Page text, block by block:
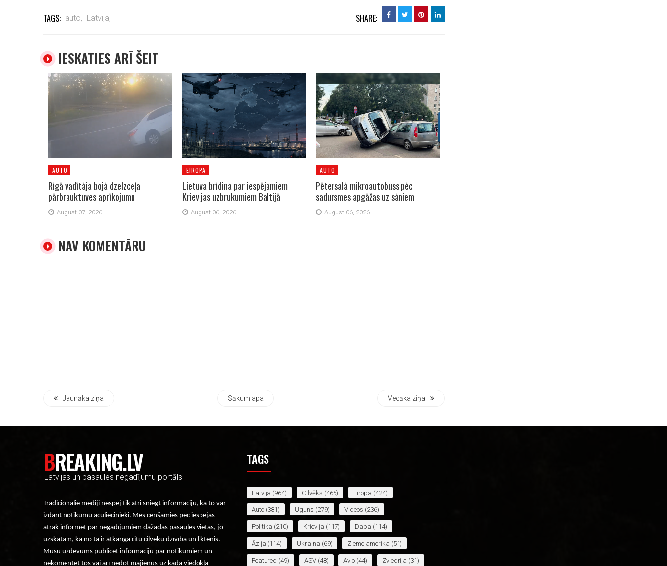
TAGS: auto, Latvija, SHARE:
IESKATIES ARĪ ŠEIT
AUTO
Rīgā vadītāja bojā dzelzceļa
pārbrauktuves aprīkojumu
August 07, 2026
EIROPA
Lietuva brīdina par iespējamiem
Krievijas uzbrukumiem Baltijā
August 06, 2026
AUTO
Pētersalā mikroautobuss pēc
sadursmes apgāžas uz sāniem
August 06, 2026
NAV KOMENTĀRU
Jaunāka ziņa Sākumlapa Vecāka ziņa
BREAKING.LV
Latvijas un pasaules negadījumu portāls
Tradicionālie mediji nespēj tik ātri sniegt informāciju, kā to var
izdarīt notikumu aculiecinieki. Mēs cenšamies pēc iespējas
ātrāk informēt par negadījumiem dažādās pasaules vietās, jo
uzskatam, ka no tā ir atkarīga citu cilvēku dzīvība un liktenis.
Mūsu uzdevums publicēt informāciju par notikumiem un
nekomentēt tos vai arī nedot mājienus uz kāda viedokļa
TAGS
Latvija (964) Cilvēks (466) Eiropa (424)
Auto (381) Uguns (279) Videos (236)
Politika (210) Krievija (117) Daba (114)
Āzija (114) Ukraina (69) Ziemeļamerika (51)
Featured (49) ASV (48) Avio (44) Zviedrija (31)